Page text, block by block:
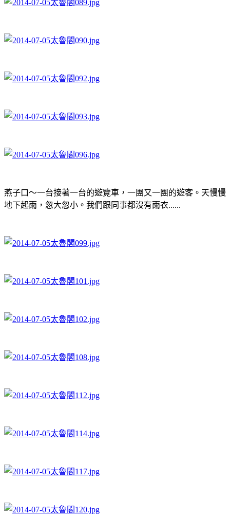
燕子口～一台接著一台的遊覽車，一團又一團的遊客。天慢慢
地下起雨，忽大忽小。我們跟同事都沒有雨衣......